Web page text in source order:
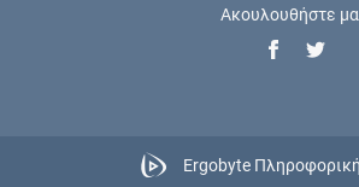
Ακουλουθήστε
Ergobyte